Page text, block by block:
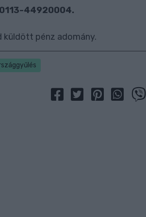
44920004.
pénz adomány.